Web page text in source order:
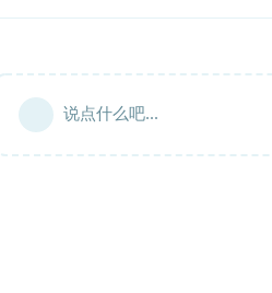
说点什么吧...